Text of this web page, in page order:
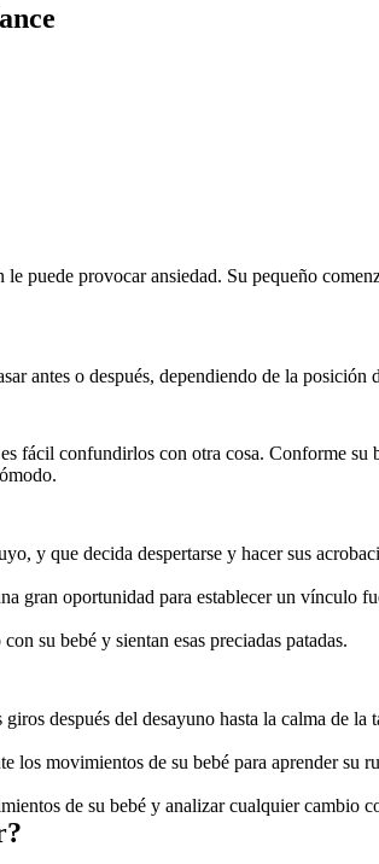
puede provocar ansiedad. Su pequeño
antes o después, dependiendo de la posición
fácil confundirlos con otra cosa. Conforme su
y que decida despertarse y hacer sus
gran oportunidad para establecer un vínculo
su bebé y sientan esas preciadas patadas.
después del desayuno hasta la calma de
los movimientos de su bebé para aprender su
de su bebé y analizar cualquier cambio